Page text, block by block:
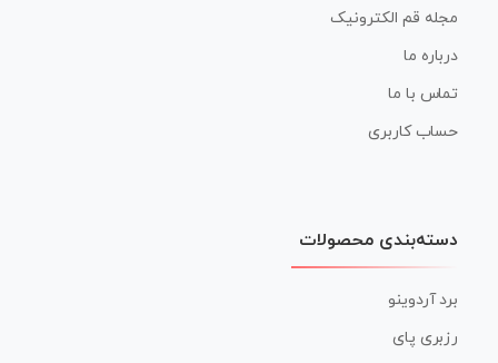
مجله قم الکترونیک
درباره ما
تماس با ما
حساب کاربری
دسته‌بندی محصولات
برد آردوینو
رزبری پای